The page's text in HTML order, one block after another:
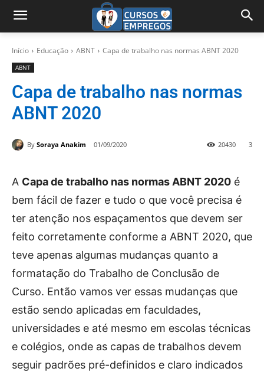
Início Educação ABNT Capa de trabalho nas normas ABNT 2020
ABNT
Capa de trabalho nas normas
ABNT 2020
By Soraya Anakim 01/09/2020 3
20430
A Capa de trabalho nas normas ABNT 2020 é
bem fácil de fazer e tudo o que você precisa é
ter atenção nos espaçamentos que devem ser
feito corretamente conforme a ABNT 2020, que
teve apenas algumas mudanças quanto a
formatação do Trabalho de Conclusão de
Curso. Então vamos ver essas mudanças que
estão sendo aplicadas em faculdades,
universidades e até mesmo em escolas técnicas
e colégios, onde as capas de trabalhos devem
seguir padrões pré-definidos e claro indicados